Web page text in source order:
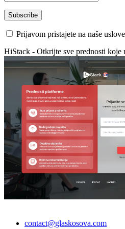
Prijavom pristajete na naše
HiStack - Otkrijte sve prednosti koje
contact@glaskosova.com